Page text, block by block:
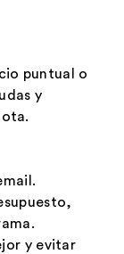
puntual o
y
y evitar